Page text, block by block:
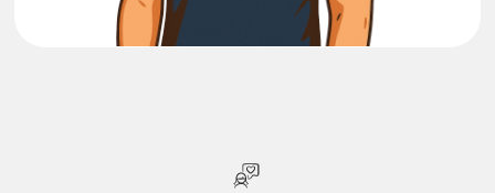
эмоциональный интеллект